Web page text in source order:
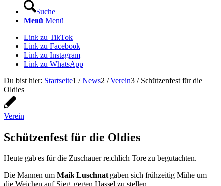
Suche
Menü Menü
Link zu TikTok
Link zu Facebook
Link zu Instagram
Link zu WhatsApp
Du bist hier: Startseite1 / News2 / Verein3 / Schützenfest für die
Oldies
Verein
Schützenfest für die Oldies
Heute gab es für die Zuschauer reichlich Tore zu begutachten.
Die Mannen um Maik Luschnat gaben sich frühzeitig Mühe um
die Weichen auf Sieg gegen Hassel zu stellen.